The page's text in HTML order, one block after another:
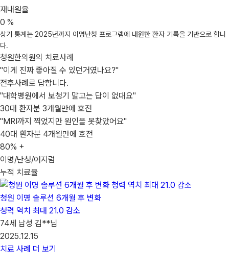
재내원율
0 %
상기 통계는 2025년까지 이명난청 프로그램에 내원한 환자 기록을 기반으로 합니
다.
청원한의원의 치료사례
"이게 진짜 좋아질 수 있던거였나요?"
전후사례로 답합니다.
"대학병원에서 보청기 말고는 답이 없대요"
30대 환자분 3개월만에 호전
"MRI까지 찍었지만 원인을 못찾았어요"
40대 환자분 4개월만에 호전
80% +
이명/난청/어지럼
누적 치료율
청원 이명 솔루션 6개월 후 변화
청력 역치 최대 21.0 감소
74세 남성 김**님
2025.12.15
치료 사례 더 보기